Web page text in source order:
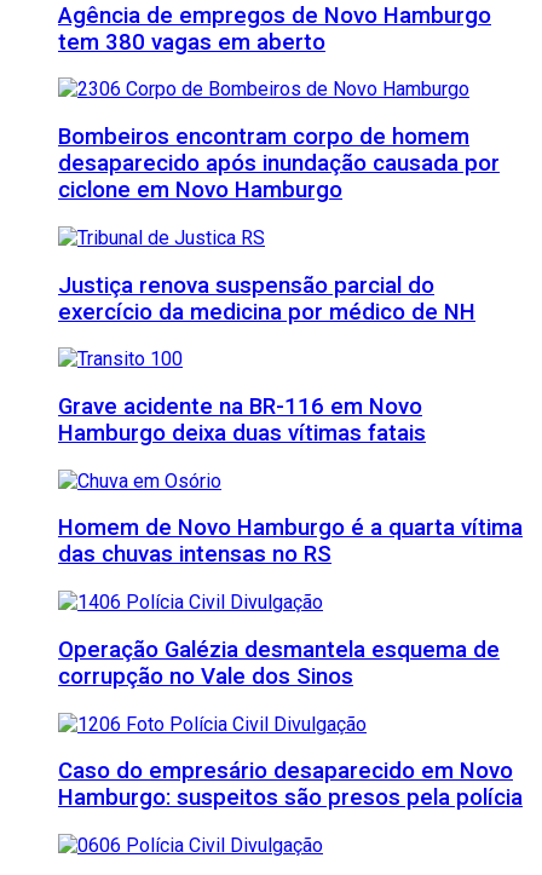
Agência de empregos de Novo Hamburgo
tem 380 vagas em aberto
Bombeiros encontram corpo de homem
desaparecido após inundação causada por
ciclone em Novo Hamburgo
Justiça renova suspensão parcial do
exercício da medicina por médico de NH
Grave acidente na BR-116 em Novo
Hamburgo deixa duas vítimas fatais
Homem de Novo Hamburgo é a quarta vítima
das chuvas intensas no RS
Operação Galézia desmantela esquema de
corrupção no Vale dos Sinos
Caso do empresário desaparecido em Novo
Hamburgo: suspeitos são presos pela polícia